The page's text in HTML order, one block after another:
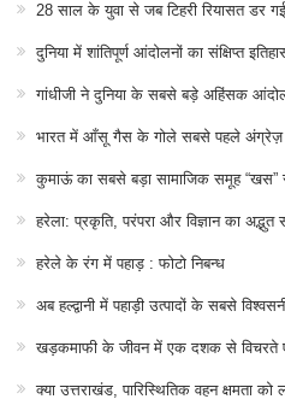
28 साल के युवा से जब टिहरी रियासत डर गई
दुनिया में शांतिपूर्ण आंदोलनों का संक्षिप्त
गांधीजी ने दुनिया के सबसे बड़े अहिंसक
भारत में आँसू गैस के गोले सबसे पहले अंग्रेज़
कुमाऊं का सबसे बड़ा सामाजिक समूह “खस”
हरेला: प्रकृति, परंपरा और विज्ञान का अद्भुत
हरेले के रंग में पहाड़ : फोटो निबन्ध
अब हल्द्वानी में पहाड़ी उत्पादों के सबसे
खड़कमाफी के जीवन में एक दशक से विचरते
क्या उत्तराखंड, पारिस्थितिक वहन क्षमता